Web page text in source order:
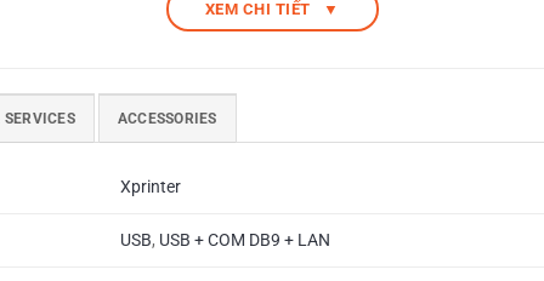
XEM CHI TIẾT ▼
ACCESSORIES
Xprinter
USB, USB + COM DB9 + LAN